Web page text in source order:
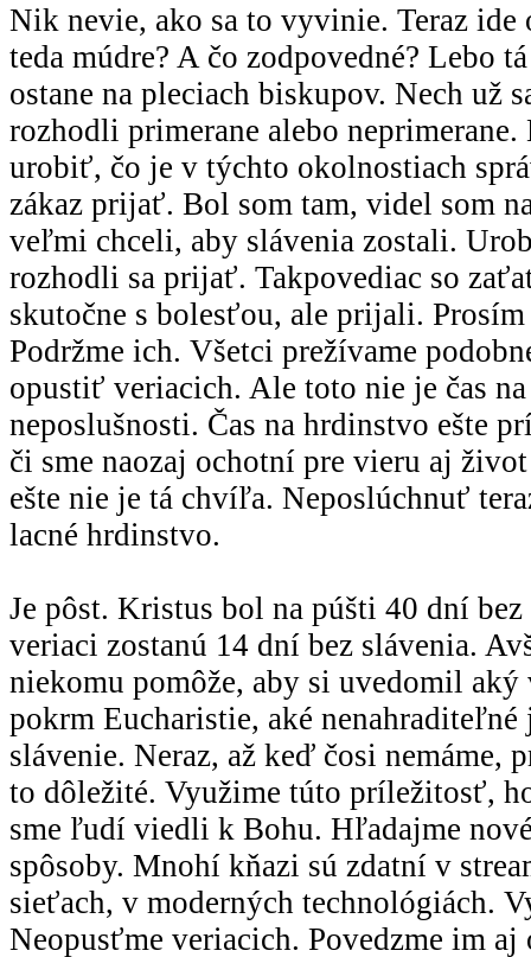
Nik nevie, ako sa to vyvinie. Teraz ide
teda múdre? A čo zodpovedné? Lebo
ostane na pleciach biskupov. Nech už
rozhodli primerane alebo
urobiť, čo je v týchto okolnostiach
zákaz prijať. Bol som tam, videl som
veľmi chceli, aby slávenia zostali.
rozhodli sa prijať. Takpovediac so
skutočne s bolesťou, ale prijali.
Podržme ich. Všetci prežívame
opustiť veriacich. Ale toto nie je čas
neposlušnosti. Čas na hrdinstvo ešte
či sme naozaj ochotní pre vieru aj
ešte nie je tá chvíľa. Neposlúchnuť
lacné hrdinstvo.
Je pôst. Kristus bol na púšti 40 dní
veriaci zostanú 14 dní bez slávenia.
niekomu pomôže, aby si uvedomil
pokrm Eucharistie, aké nenahraditeľné
slávenie. Neraz, až keď čosi nemáme,
to dôležité. Využime túto príležitosť,
sme ľudí viedli k Bohu. Hľadajme
spôsoby. Mnohí kňazi sú zdatní v
sieťach, v moderných technológiách.
Neopusťme veriacich. Povedzme im aj